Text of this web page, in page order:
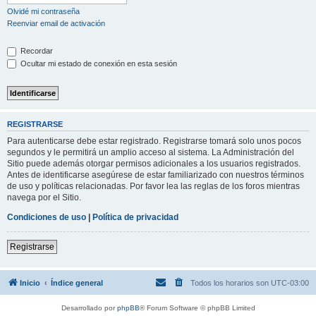
Olvidé mi contraseña
Reenviar email de activación
Recordar
Ocultar mi estado de conexión en esta sesión
REGISTRARSE
Para autenticarse debe estar registrado. Registrarse tomará solo unos pocos
segundos y le permitirá un amplio acceso al sistema. La Administración del
Sitio puede además otorgar permisos adicionales a los usuarios registrados.
Antes de identificarse asegúrese de estar familiarizado con nuestros términos
de uso y políticas relacionadas. Por favor lea las reglas de los foros mientras
navega por el Sitio.
Condiciones de uso | Política de privacidad
Registrarse
Inicio Índice general Todos los horarios son UTC-03:00
Desarrollado porphpBB® Forum Software © phpBB Limited